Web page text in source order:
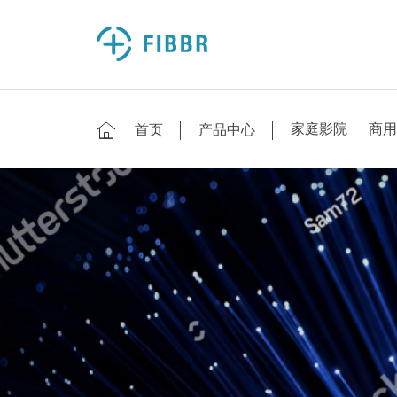
首页 产品中心 家庭影院
家庭影院
尽享音视之美
商
商用工程
电子竞技
VR
消费电子